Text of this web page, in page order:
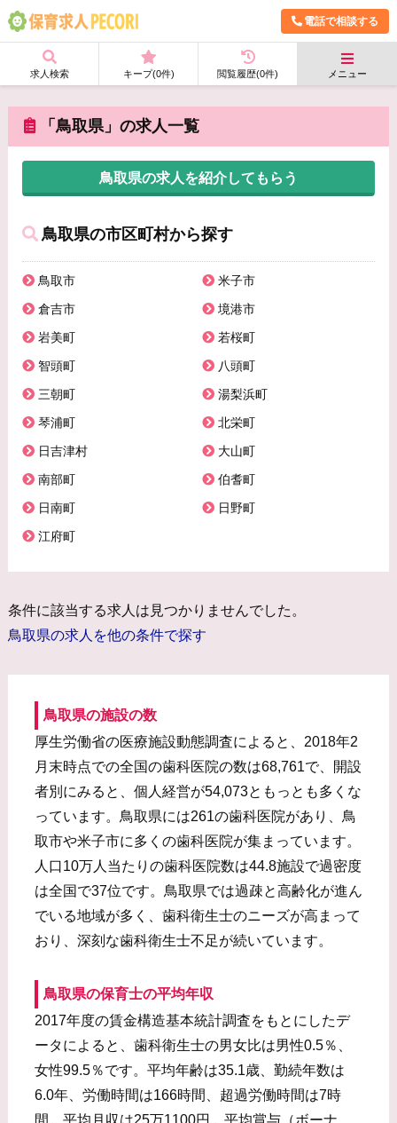
電話で相談する
求人検索 キープ(0件) 閲覧履歴(0件) メニュー
「鳥取県」の求人一覧
鳥取県の求人を紹介してもらう
鳥取県の市区町村から探す
鳥取市
米子市
倉吉市
境港市
岩美町
若桜町
智頭町
八頭町
三朝町
湯梨浜町
琴浦町
北栄町
日吉津村
大山町
南部町
伯耆町
日南町
日野町
江府町
条件に該当する求人は見つかりませんでした。
鳥取県の求人を他の条件で探す
鳥取県の施設の数
厚生労働省の医療施設動態調査によると、2018年2
月末時点での全国の歯科医院の数は68,761で、開設
者別にみると、個人経営が54,073ともっとも多くな
っています。鳥取県には261の歯科医院があり、鳥
取市や米子市に多くの歯科医院が集まっています。
人口10万人当たりの歯科医院数は44.8施設で過密度
は全国で37位です。鳥取県では過疎と高齢化が進ん
でいる地域が多く、歯科衛生士のニーズが高まって
おり、深刻な歯科衛生士不足が続いています。
鳥取県の保育士の平均年収
2017年度の賃金構造基本統計調査をもとにしたデ
ータによると、歯科衛生士の男女比は男性0.5％、
女性99.5％です。平均年齢は35.1歳、勤続年数は
6.0年、労働時間は166時間、超過労働時間は7時
間、平均月収は25万1100円、平均賞与（ボーナ